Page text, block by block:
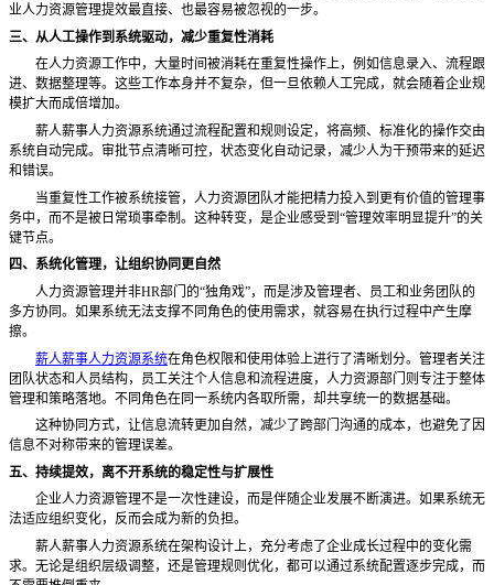
业人力资源管理提效最直接、也最容易被忽视的一步。
三、从人工操作到系统驱动，减少重复性消耗
在人力资源工作中，大量时间被消耗在重复性操作上，例如信息录入、流程跟
进、数据整理等。这些工作本身并不复杂，但一旦依赖人工完成，就会随着企业规
模扩大而成倍增加。
薪人薪事人力资源系统通过流程配置和规则设定，将高频、标准化的操作交由
系统自动完成。审批节点清晰可控，状态变化自动记录，减少人为干预带来的延迟
和错误。
当重复性工作被系统接管，人力资源团队才能把精力投入到更有价值的管理事
务中，而不是被日常琐事牵制。这种转变，是企业感受到 “管理效率明显提升”的关
键节点。
四、系统化管理，让组织协同更自然
人力资源管理并非HR部门的“独角戏”，而是涉及管理者、员工和业务团队的
多方协同。如果系统无法支撑不同角色的使用需求，就容易在执行过程中产生摩
擦。
薪人薪事人力资源系统在角色权限和使用体验上进行了清晰划分。管理者关注
团队状态和人员结构，员工关注个人信息和流程进度，人力资源部门则专注于整体
管理和策略落地。不同角色在同一系统内各取所需，却共享统一的数据基础。
这种协同方式，让信息流转更加自然，减少了跨部门沟通的成本，也避免了因
信息不对称带来的管理误差。
五、持续提效，离不开系统的稳定性与扩展性
企业人力资源管理不是一次性建设，而是伴随企业发展不断演进。如果系统无
法适应组织变化，反而会成为新的负担。
薪人薪事人力资源系统在架构设计上，充分考虑了企业成长过程中的变化需
求。无论是组织层级调整，还是管理规则优化，都可以通过系统配置逐步完成，而